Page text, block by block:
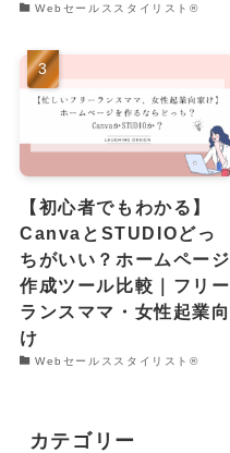
Webセールススタイリスト®︎
【初心者でもわかる】
CanvaとSTUDIOどっ
ちがいい？ホームページ
作成ツール比較｜フリー
ランスママ・女性起業向
け
Webセールススタイリスト®︎
カテゴリー